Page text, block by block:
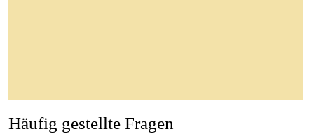
Häufig gestellte Fragen